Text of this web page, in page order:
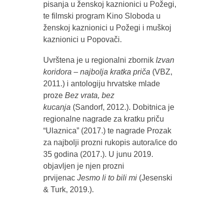
pisanja u ženskoj kaznionici u Požegi,
te filmski program Kino Sloboda u
ženskoj kaznionici u Požegi i muškoj
kaznionici u Popovači.
Uvrštena je u regionalni zbornik Izvan
koridora – najbolja kratka priča (VBZ,
2011.) i antologiju hrvatske mlade
proze Bez vrata, bez
kucanja (Sandorf, 2012.). Dobitnica je
regionalne nagrade za kratku priču
“Ulaznica” (2017.) te nagrade Prozak
za najbolji prozni rukopis autora/ice do
35 godina (2017.). U junu 2019.
objavljen je njen prozni
prvijenac Jesmo li to bili mi (Jesenski
& Turk, 2019.).